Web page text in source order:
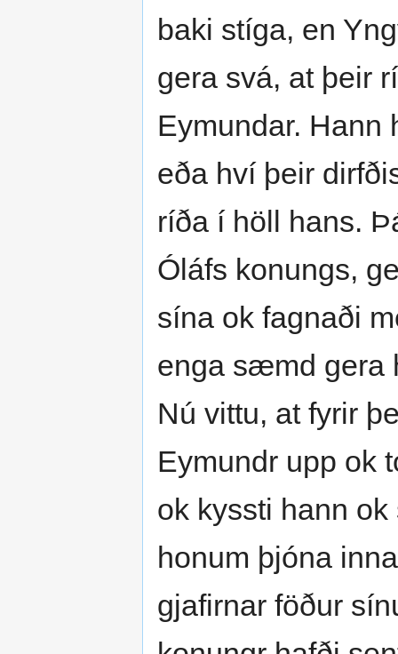
baki stíga, en
gera svá, at þeir
Eymundar. Hann
eða hví þeir
ríða í höll hans.
Óláfs konungs,
sína ok fagnaði
enga sæmd gera
Nú vittu, at fyrir
Eymundr upp ok
ok kyssti hann
honum þjóna
gjafirnar föður